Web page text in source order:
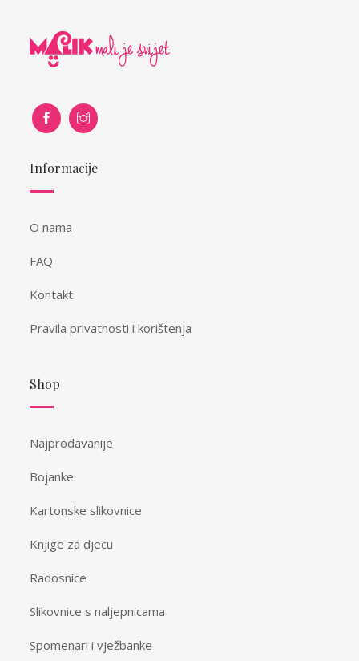
Informacije
O nama
FAQ
Kontakt
Pravila privatnosti i korištenja
Shop
Najprodavanije
Bojanke
Kartonske slikovnice
Knjige za djecu
Radosnice
Slikovnice s naljepnicama
Spomenari i vježbanke